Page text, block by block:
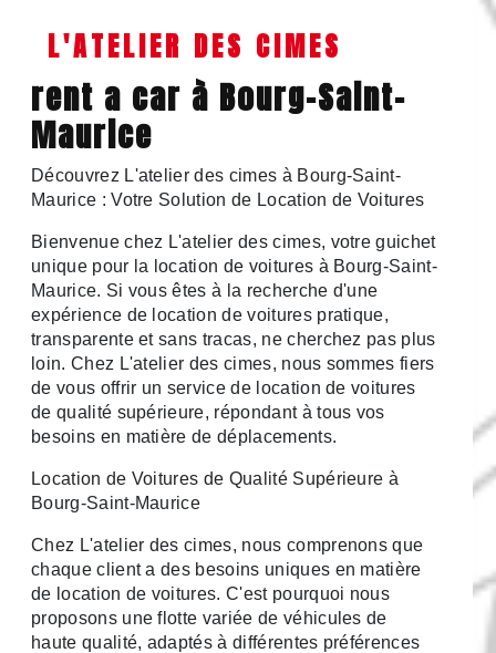
L'ATELIER DES CIMES
rent a car à Bourg-Saint-
Maurice
Découvrez L'atelier des cimes à Bourg-Saint-
Maurice : Votre Solution de Location de Voitures
Bienvenue chez L'atelier des cimes, votre guichet
unique pour la location de voitures à Bourg-Saint-
Maurice. Si vous êtes à la recherche d'une
expérience de location de voitures pratique,
transparente et sans tracas, ne cherchez pas plus
loin. Chez L'atelier des cimes, nous sommes fiers
de vous offrir un service de location de voitures
de qualité supérieure, répondant à tous vos
besoins en matière de déplacements.
Location de Voitures de Qualité Supérieure à
Bourg-Saint-Maurice
Chez L'atelier des cimes, nous comprenons que
chaque client a des besoins uniques en matière
de location de voitures. C'est pourquoi nous
proposons une flotte variée de véhicules de
haute qualité, adaptés à différentes préférences